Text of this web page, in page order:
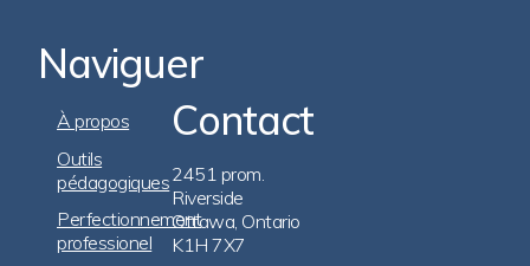
Naviguer
Footer
Navigation
À propos
Outils
pédagogiques
Perfectionnement
professionel
Contact
2451 prom.
Riverside
Ottawa, Ontario
K1H 7X7